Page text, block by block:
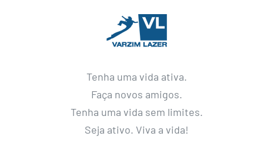
Tenha uma vida ativa.
Faça novos amigos.
Tenha uma vida sem limites.
Seja ativo. Viva a vida!